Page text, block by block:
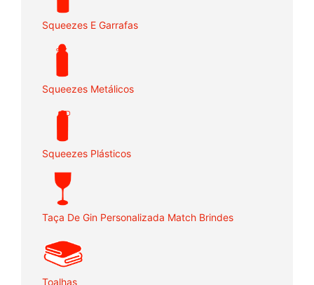
Squeezes E Garrafas
Squeezes Metálicos
Squeezes Plásticos
Taça De Gin Personalizada Match Brindes
Toalhas